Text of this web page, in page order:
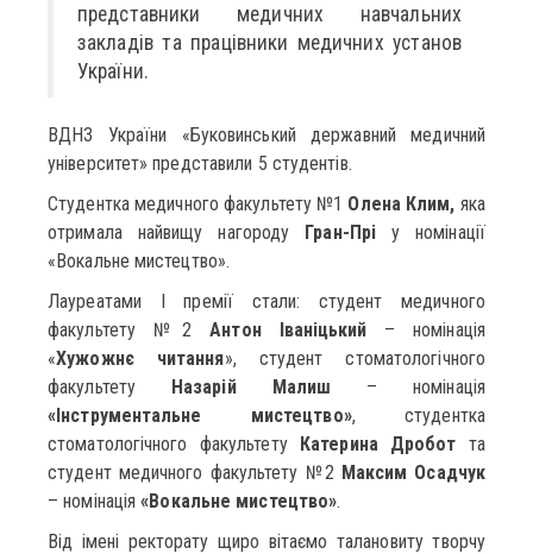
представники медичних навчальних
закладів та працівники медичних установ
України.
ВДНЗ України «Буковинський державний медичний
університет» представили 5 студентів.
Студентка медичного факультету №1 Олена Клим, яка
отримала найвищу нагороду Гран-Прі у номінації
«Вокальне мистецтво».
Лауреатами I премії стали: студент медичного
факультету №2Антон Іваніцький – номінація
«Хужожнє читання», студент стоматологічного
факультету Назарій Малиш – номінація
«Інструментальне мистецтво», студентка
стоматологічного факультету Катерина Дробот та
студент медичного факультету №2 Максим Осадчук
– номінація«Вокальне мистецтво».
Від імені ректорату щиро вітаємо талановиту творчу